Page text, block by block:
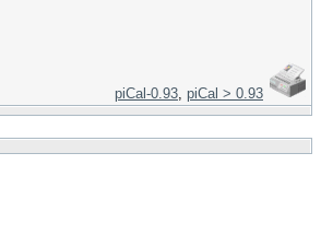
piCal-0.93, piCal > 0.93